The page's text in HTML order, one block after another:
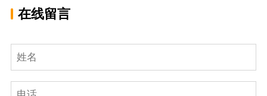
在线留言